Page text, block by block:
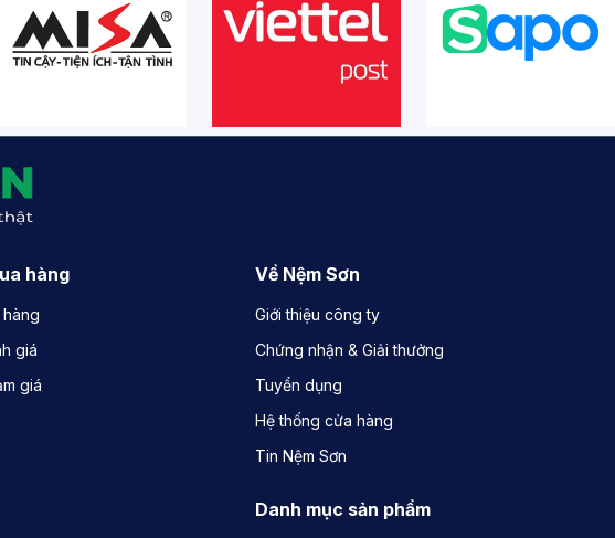
hàng
giá
giá
Về Nệm Sơn
Giới thiệu công ty
Chứng nhận & Giải thưởng
Tuyển dụng
Hệ thống cửa hàng
Tin Nệm Sơn
Danh mục sản phẩm